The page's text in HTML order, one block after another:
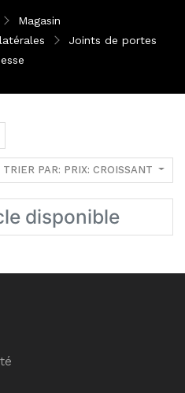
Magasin
Joints de portes
TRIER PAR: PRIX: CROISSANT
disponible